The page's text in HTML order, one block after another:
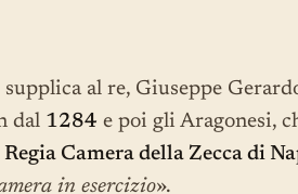
supplica al re, Giuseppe
dal 1284 e poi gli Aragonesi,
Camera della Zecca di
in esercizio».